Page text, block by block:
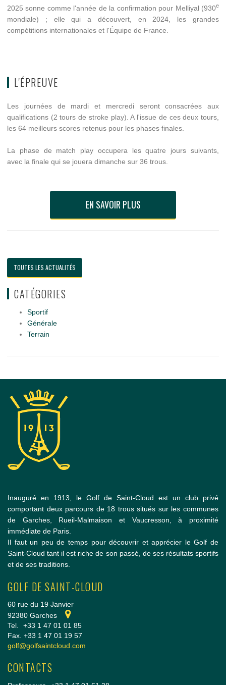
2025 sonne comme l'année de la confirmation pour Melliyal (930e
mondiale) ; elle qui a découvert, en 2024, les grandes
compétitions internationales et l'Équipe de France.
L'ÉPREUVE
Les journées de mardi et mercredi seront consacrées aux
qualifications (2 tours de stroke play). A l'issue de ces deux tours,
les 64 meilleurs scores retenus pour les phases finales.
La phase de match play occupera les quatre jours suivants,
avec la finale qui se jouera dimanche sur 36 trous.
EN SAVOIR PLUS
TOUTES LES ACTUALITÉS
CATÉGORIES
Sportif
Générale
Terrain
Inauguré en 1913, le Golf de Saint-Cloud est un club privé
comportant deux parcours de 18 trous situés sur les communes
de Garches, Rueil-Malmaison et Vaucresson, à proximité
immédiate de Paris.
Il faut un peu de temps pour découvrir et apprécier le Golf de
Saint-Cloud tant il est riche de son passé, de ses résultats sportifs
et de ses traditions.
GOLF DE SAINT-CLOUD
60 rue du 19 Janvier
92380 Garches
Tel.
+33 1 47 01 01 85
Fax. +33 1 47 01 19 57
golf@golfsaintcloud.com
CONTACTS